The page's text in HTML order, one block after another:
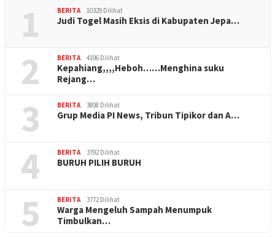
1 BERITA 10329 Dilihat
Judi Togel Masih Eksis di Kabupaten Jepa…
2 BERITA 4106 Dilihat
Kepahiang,,,,Heboh……Menghina suku
Rejang…
3 BERITA 3808 Dilihat
Grup Media PI News, Tribun Tipikor dan A…
4 BERITA 3792 Dilihat
BURUH PILIH BURUH
5 BERITA 3772 Dilihat
Warga Mengeluh Sampah Menumpuk
Timbulkan…